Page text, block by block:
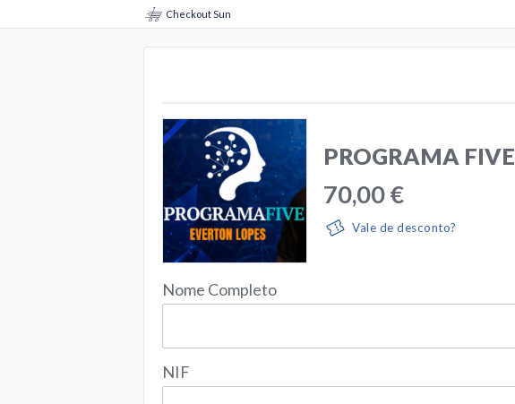
Checkout Sun
PROGRAMA FIVE
70,00 €
Vale de desconto?
Nome Completo
NIF